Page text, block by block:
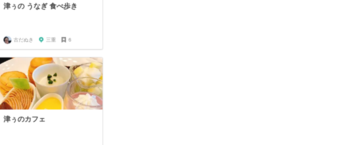
津ぅの うなぎ 食べ歩き
古だぬき 三重 6
津ぅのカフェ